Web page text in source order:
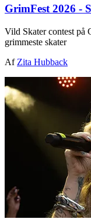
GrimFest 2026 -
Vild Skater contest på
grimmeste skater
Af Zita Hubback